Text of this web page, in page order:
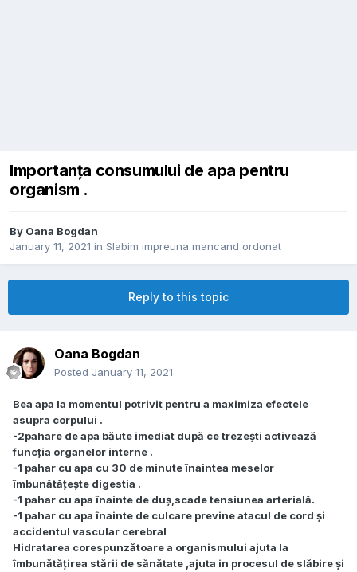
Importanța consumului de apa pentru
organism .
By Oana Bogdan
January 11, 2021 in Slabim impreuna mancand ordonat
Reply to this topic
Oana Bogdan
Posted January 11, 2021
Bea apa la momentul potrivit pentru a maximiza efectele
asupra corpului .
-2pahare de apa băute imediat după ce trezești activează
funcția organelor interne .
-1 pahar cu apa cu 30 de minute înaintea meselor
îmbunătățește digestia .
-1 pahar cu apa înainte de duș,scade tensiunea arterială.
-1 pahar cu apa înainte de culcare previne atacul de cord și
accidentul vascular cerebral
Hidratarea corespunzătoare a organismului ajuta la
îmbunătățirea stării de sănătate ,ajuta in procesul de slăbire și